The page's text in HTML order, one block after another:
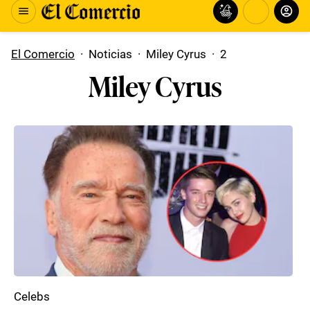
El Comercio · Noticias · Miley Cyrus · 2
Miley Cyrus
Celebs